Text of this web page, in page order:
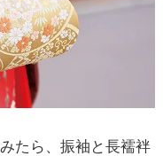
たら、振袖と長襦袢